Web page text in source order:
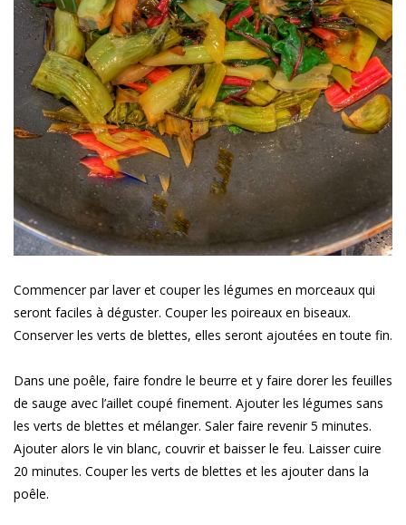
Commencer par laver et couper les légumes en morceaux qui
seront faciles à déguster. Couper les poireaux en biseaux.
Conserver les verts de blettes, elles seront ajoutées en toute fin.
Dans une poêle, faire fondre le beurre et y faire dorer les feuilles
de sauge avec l’aillet coupé finement. Ajouter les légumes sans
les verts de blettes et mélanger. Saler faire revenir 5 minutes.
Ajouter alors le vin blanc, couvrir et baisser le feu. Laisser cuire
20 minutes. Couper les verts de blettes et les ajouter dans la
poêle.